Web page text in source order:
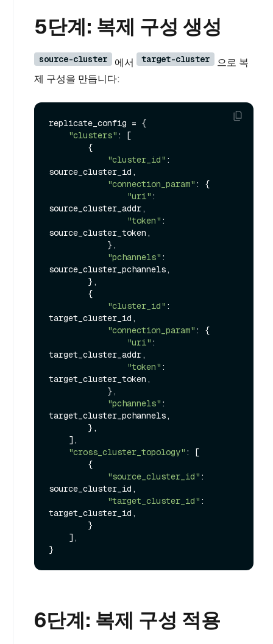
5단계: 복제 구성 생성
source-cluster 에서 target-cluster
으로 복
제 구성을 만듭니다:
replicate_config = {
"clusters" : [
"cluster_id" :
source_cluster_id,
"connection_param" : {
"uri" :
source_cluster_addr,
"token" :
source_cluster_token,
"pchannels" :
source_cluster_pchannels,
"cluster_id" :
target_cluster_id,
"connection_param" : {
"uri" :
target_cluster_addr,
"token" :
target_cluster_token,
"pchannels" :
target_cluster_pchannels,
"cross_cluster_topology" : [
"source_cluster_id" :
source_cluster_id,
"target_cluster_id" :
target_cluster_id,
6단계: 복제 구성 적용